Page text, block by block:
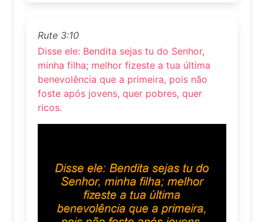
Rute 3:10
Disse ele: Bendita sejas tu do Senhor,
minha filha; melhor fizeste a tua última
benevolência que a primeira, pois não
foste após jovens, quer pobres, quer
ricos.